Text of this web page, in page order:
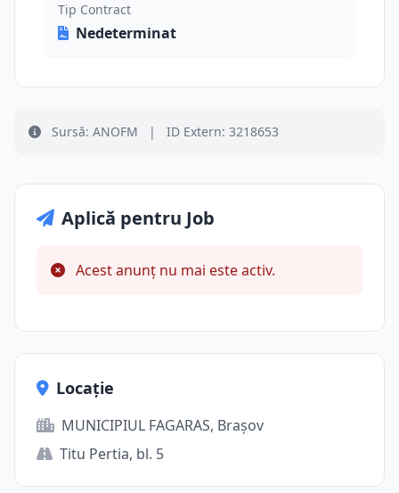
Tip Contract
Nedeterminat
Sursă: ANOFM | ID Extern: 3218653
Aplică pentru Job
Acest anunț nu mai este activ.
Locație
MUNICIPIUL FAGARAS, Brașov
Titu Pertia, bl. 5